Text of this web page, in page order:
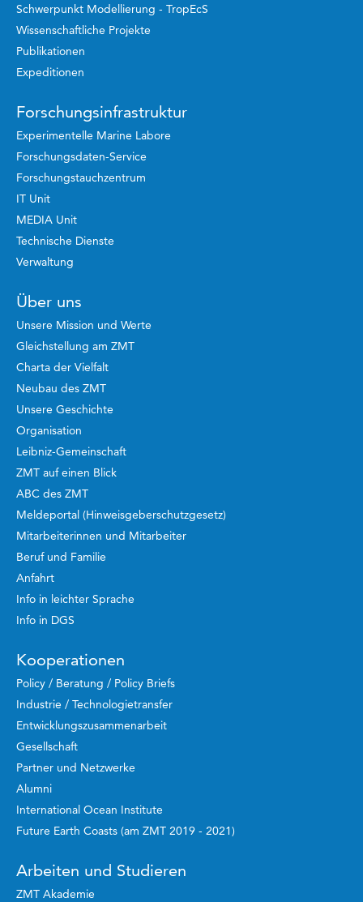
Schwerpunkt Modellierung - TropEcS
Wissenschaftliche Projekte
Publikationen
Expeditionen
Forschungsinfrastruktur
Experimentelle Marine Labore
Forschungsdaten-Service
Forschungstauchzentrum
IT Unit
MEDIA Unit
Technische Dienste
Verwaltung
Über uns
Unsere Mission und Werte
Gleichstellung am ZMT
Charta der Vielfalt
Neubau des ZMT
Unsere Geschichte
Organisation
Leibniz-Gemeinschaft
ZMT auf einen Blick
ABC des ZMT
Meldeportal (Hinweisgeberschutzgesetz)
Mitarbeiterinnen und Mitarbeiter
Beruf und Familie
Anfahrt
Info in leichter Sprache
Info in DGS
Kooperationen
Policy / Beratung / Policy Briefs
Industrie / Technologietransfer
Entwicklungszusammenarbeit
Gesellschaft
Partner und Netzwerke
Alumni
International Ocean Institute
Future Earth Coasts (am ZMT 2019 - 2021)
Arbeiten und Studieren
ZMT Akademie